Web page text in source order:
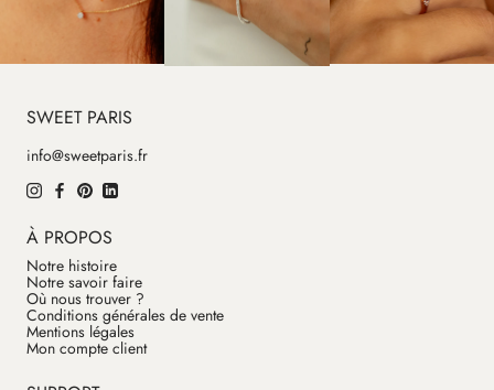
SWEET PARIS
info@sweetparis.fr
À PROPOS
Notre histoire
Notre savoir faire
Où nous trouver ?
Conditions générales de vente
Mentions légales
Mon compte client